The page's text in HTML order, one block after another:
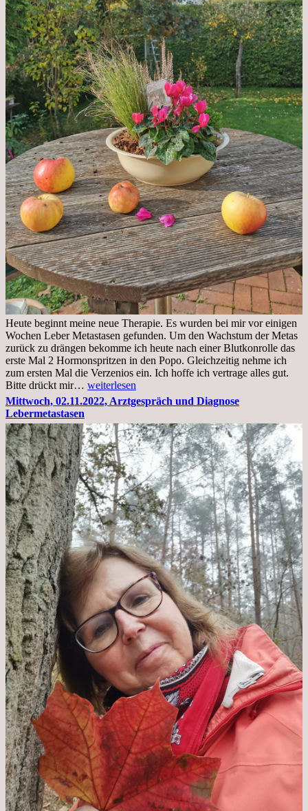
Heute beginnt meine neue Therapie. Es wurden bei mir vor einigen
Wochen Leber Metastasen gefunden. Um den Wachstum der Metas
zurück zu drängen bekomme ich heute nach einer Blutkonrolle das
erste Mal 2 Hormonspritzen in den Popo. Gleichzeitig nehme ich
zum ersten Mal die Verzenios ein. Ich hoffe ich vertrage alles gut.
Bitte drückt mir… Mittwoch,
09.11.2022
weiterlesen
Mittwoch, 02.11.2022, Arztgespräch und Diagnose
Lebermetastasen